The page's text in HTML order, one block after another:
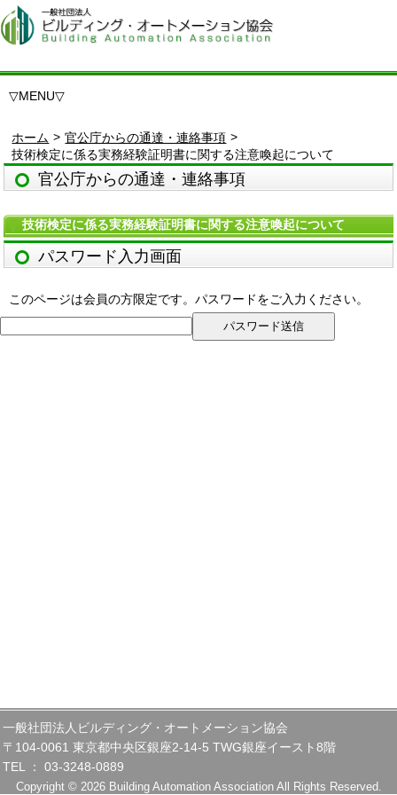
▽MENU▽
ホーム > 官公庁からの通達・連絡事項 >
技術検定に係る実務経験証明書に関する注意喚起について
官公庁からの通達・連絡事項
技術検定に係る実務経験証明書に関する注意喚起について
パスワード入力画面
このページは会員の方限定です。パスワードをご入力ください。
一般社団法人ビルディング・オートメーション協会
〒104-0061 東京都中央区銀座2-14-5 TWG銀座イースト8階
TEL ： 03-3248-0889
Copyright © 2026 Building Automation Association All Rights Reserved.